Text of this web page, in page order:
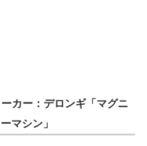
カー：デロンギ「マグニ
マシン」